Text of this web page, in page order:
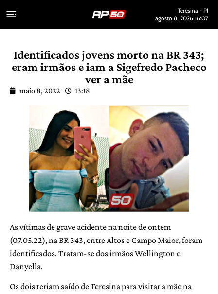
Teresina - PI
agosto 8, 2026 16:07
Identificados jovens morto na BR 343;
eram irmãos e iam a Sigefredo Pacheco
ver a mãe
maio 8, 2022 13:18
As vítimas de grave acidente na noite de ontem
(07.05.22), na BR 343, entre Altos e Campo Maior, foram
identificados. Tratam-se dos irmãos Wellington e
Danyella.
Os dois teriam saído de Teresina para visitar a mãe na